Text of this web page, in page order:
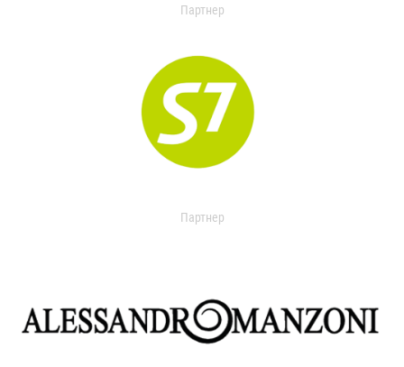
Партнер
Партнер